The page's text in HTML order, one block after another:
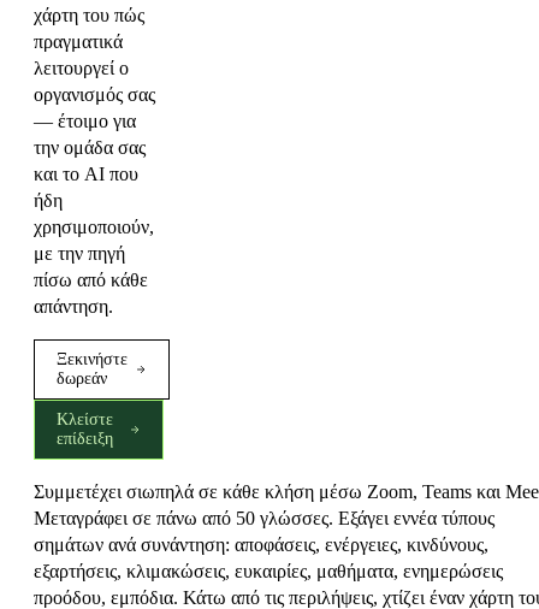
χάρτη του πώς
πραγματικά
λειτουργεί ο
οργανισμός σας
— έτοιμο για
την ομάδα σας
και το AI που
ήδη
χρησιμοποιούν,
με την πηγή
πίσω από κάθε
απάντηση.
Ξεκινήστε
δωρεάν
Κλείστε
επίδειξη
Συμμετέχει σιωπηλά σε κάθε κλήση μέσω Zoom, Teams και
Μεταγράφει σε πάνω από 50 γλώσσες. Εξάγει εννέα τύπους
σημάτων ανά συνάντηση: αποφάσεις, ενέργειες, κινδύνους,
εξαρτήσεις, κλιμακώσεις, ευκαιρίες, μαθήματα, ενημερώσεις
προόδου, εμπόδια. Κάτω από τις περιλήψεις, χτίζει έναν χάρτη